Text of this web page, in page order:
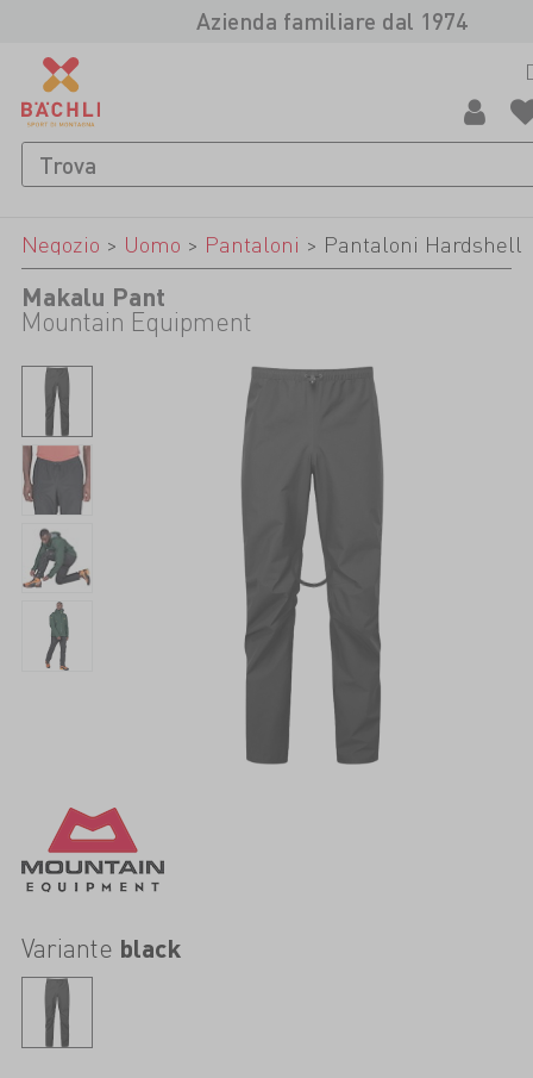
Azienda familiare dal 1974
Negozio > Uomo > Pantaloni > Pantaloni Hardshell
Makalu Pant
Mountain Equipment
Variante black